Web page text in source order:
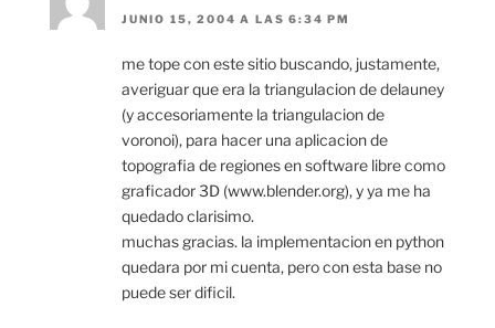
JUNIO 15, 2004 A LAS 6:34 PM
me tope con este sitio buscando, justamente,
averiguar que era la triangulacion de delauney
(y accesoriamente la triangulacion de
voronoi), para hacer una aplicacion de
topografia de regiones en software libre como
graficador 3D (www.blender.org), y ya me ha
quedado clarisimo.
muchas gracias. la implementacion en python
quedara por mi cuenta, pero con esta base no
puede ser dificil.